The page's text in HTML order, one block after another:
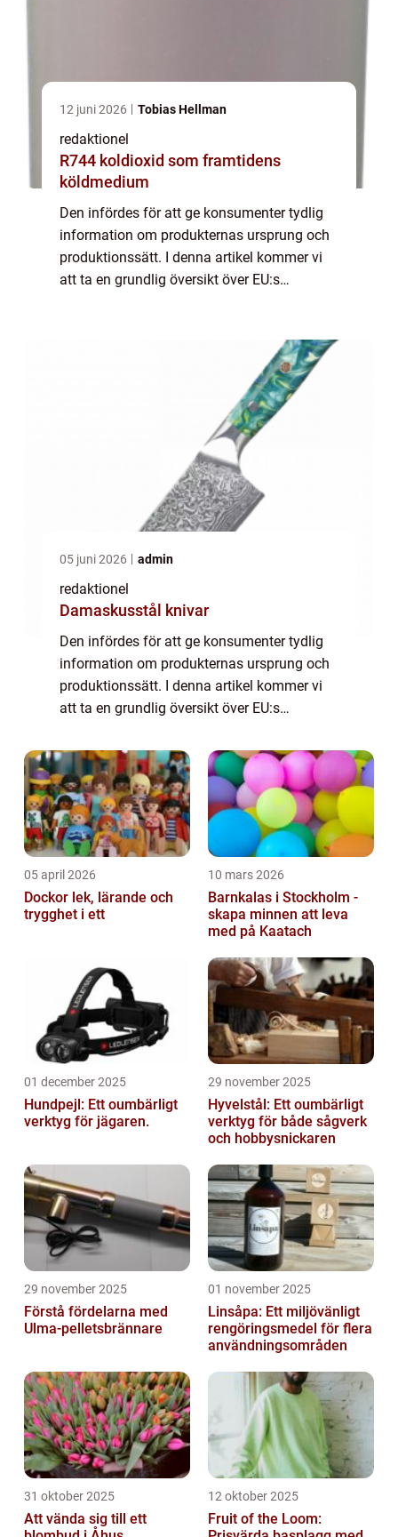
12 juni 2026 Tobias Hellman
redaktionel
R744 koldioxid som framtidens
köldmedium
Den infördes för att ge konsumenter tydlig
information om produkternas ursprung och
produktionssätt. I denna artikel kommer vi
att ta en grundlig översikt över EU:s
05 juni 2026 admin
redaktionel
Damaskusstål knivar
Den infördes för att ge konsumenter tydlig
information om produkternas ursprung och
produktionssätt. I denna artikel kommer vi
att ta en grundlig översikt över EU:s
olika aspekter. Huvudsakligen är EU:s
ekologisk...
05 april 2026
Dockor lek, lärande och
trygghet i ett
10 mars 2026
Barnkalas i Stockholm -
skapa minnen att leva
med på Kaatach
01 december 2025
Hundpejl: Ett oumbärligt
verktyg för jägaren.
29 november 2025
Hyvelstål: Ett oumbärligt
verktyg för både sågverk
och hobbysnickaren
29 november 2025
Förstå fördelarna med
Ulma-pelletsbrännare
01 november 2025
Linsåpa: Ett miljövänligt
rengöringsmedel för flera
användningsområden
31 oktober 2025
Att vända sig till ett
12 oktober 2025
Fruit of the Loom: